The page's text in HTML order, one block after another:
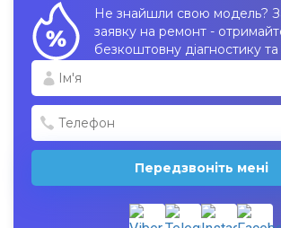
Не знайшли свою модель?
заявку на ремонт -
безкоштовну діагностику
Передзвоніть мені